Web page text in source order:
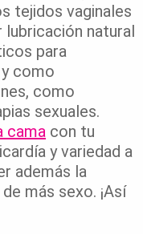
tejidos vaginales
lubricación natural
para
como
como
sexuales.
cama con tu
y variedad a
además la
más sexo. ¡Así